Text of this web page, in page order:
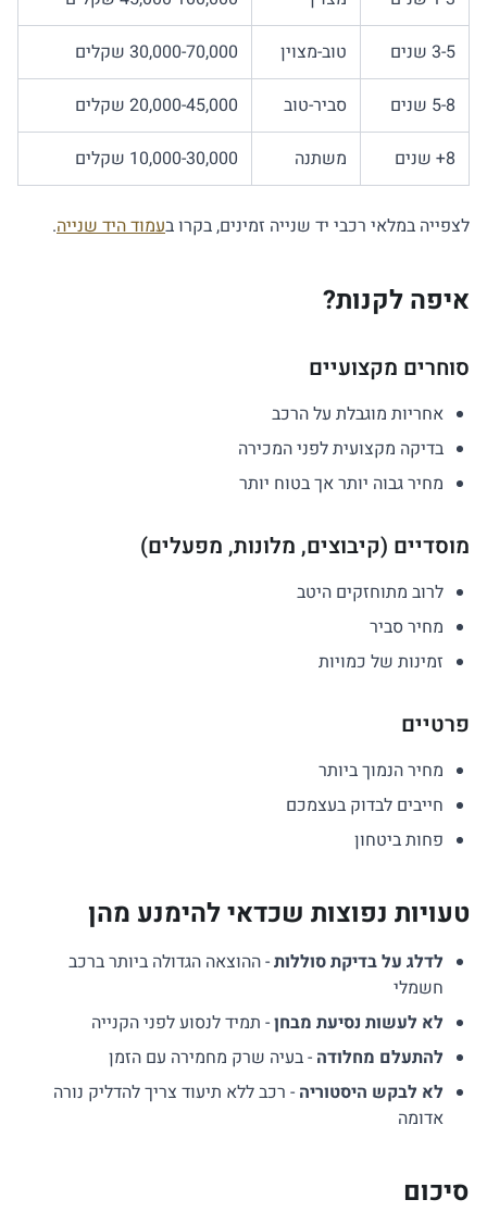
3-5 שנים טוב-מצוין 30,000-70,000 שקלים
5-8 שנים סביר-טוב 20,000-45,000 שקלים
8+ שנים משתנה 10,000-30,000 שקלים
לצפייה במלאי רכבי יד שנייה זמינים, בקרו בעמוד היד שנייה.
איפה לקנות?
סוחרים מקצועיים
אחריות מוגבלת על הרכב
בדיקה מקצועית לפני המכירה
מחיר גבוה יותר אך בטוח יותר
מוסדיים (קיבוצים, מלונות, מפעלים)
לרוב מתוחזקים היטב
מחיר סביר
זמינות של כמויות
פרטיים
מחיר הנמוך ביותר
חייבים לבדוק בעצמכם
פחות ביטחון
טעויות נפוצות שכדאי להימנע מהן
לדלג על בדיקת סוללות- ההוצאה הגדולה ביותר ברכב
חשמלי
לא לעשות נסיעת מבחן- תמיד לנסוע לפני הקנייה
להתעלם מחלודה - בעיה שרק מחמירה עם הזמן
לא לבקש היסטוריה - רכב ללא תיעוד צריך להדליק נורה
אדומה
סיכום